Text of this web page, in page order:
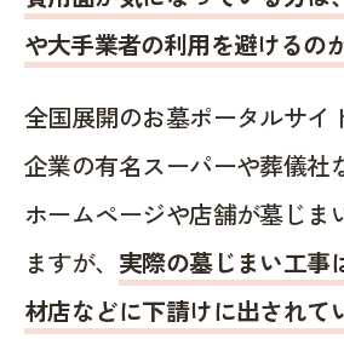
や大手業者の利用を避けるの
全国展開のお墓ポータルサイ
企業の有名スーパーや葬儀社
ホームページや店舗が墓じま
ますが、 実際の墓じまい工事
材店などに下請けに出されて